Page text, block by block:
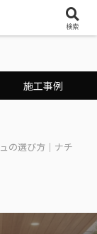
施工事例
の選び方｜ナチ
検索